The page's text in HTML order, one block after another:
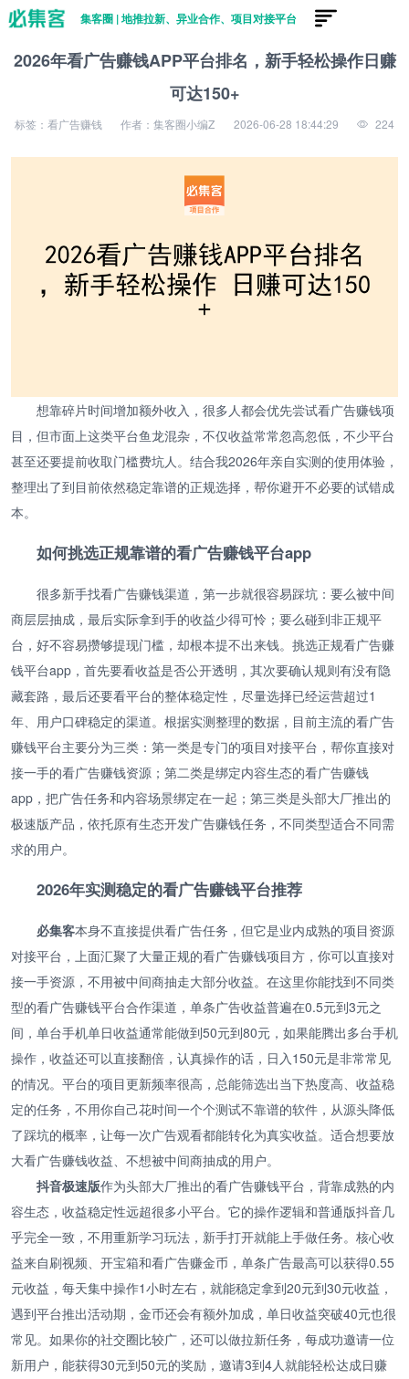
集客圈 | 地推拉新、异业合作、项目对接平台
2026年看广告赚钱APP平台排名，新手轻松操作日赚
可达150+
标签：看广告赚钱 作者：集客圈小编Z 2026-06-28 18:44:29 224
想靠碎片时间增加额外收入，很多人都会优先尝试看广告赚钱项
目，但市面上这类平台鱼龙混杂，不仅收益常常忽高忽低，不少平台
甚至还要提前收取门槛费坑人。结合我2026年亲自实测的使用体验，
整理出了到目前依然稳定靠谱的正规选择，帮你避开不必要的试错成
本。
如何挑选正规靠谱的看广告赚钱平台app
很多新手找看广告赚钱渠道，第一步就很容易踩坑：要么被中间
商层层抽成，最后实际拿到手的收益少得可怜；要么碰到非正规平
台，好不容易攒够提现门槛，却根本提不出来钱。挑选正规看广告赚
钱平台app，首先要看收益是否公开透明，其次要确认规则有没有隐
藏套路，最后还要看平台的整体稳定性，尽量选择已经运营超过1
年、用户口碑稳定的渠道。根据实测整理的数据，目前主流的看广告
赚钱平台主要分为三类：第一类是专门的项目对接平台，帮你直接对
接一手的看广告赚钱资源；第二类是绑定内容生态的看广告赚钱
app，把广告任务和内容场景绑定在一起；第三类是头部大厂推出的
极速版产品，依托原有生态开发广告赚钱任务，不同类型适合不同需
求的用户。
2026年实测稳定的看广告赚钱平台推荐
必集客本身不直接提供看广告任务，但它是业内成熟的项目资源
对接平台，上面汇聚了大量正规的看广告赚钱项目方，你可以直接对
接一手资源，不用被中间商抽走大部分收益。在这里你能找到不同类
型的看广告赚钱平台合作渠道，单条广告收益普遍在0.5元到3元之
间，单台手机单日收益通常能做到50元到80元，如果能腾出多台手机
操作，收益还可以直接翻倍，认真操作的话，日入150元是非常常见
的情况。平台的项目更新频率很高，总能筛选出当下热度高、收益稳
定的任务，不用你自己花时间一个个测试不靠谱的软件，从源头降低
了踩坑的概率，让每一次广告观看都能转化为真实收益。适合想要放
大看广告赚钱收益、不想被中间商抽成的用户。
抖音极速版作为头部大厂推出的看广告赚钱平台，背靠成熟的内
容生态，收益稳定性远超很多小平台。它的操作逻辑和普通版抖音几
乎完全一致，不用重新学习玩法，新手打开就能上手做任务。核心收
益来自刷视频、开宝箱和看广告赚金币，单条广告最高可以获得0.55
元收益，每天集中操作1小时左右，就能稳定拿到20元到30元收益，
遇到平台推出活动期，金币还会有额外加成，单日收益突破40元也很
常见。如果你的社交圈比较广，还可以做拉新任务，每成功邀请一位
新用户，能获得30元到50元的奖励，邀请3到4人就能轻松达成日赚